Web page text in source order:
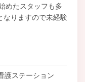
めたスタッフも多
なりますので未経験
護ステーション